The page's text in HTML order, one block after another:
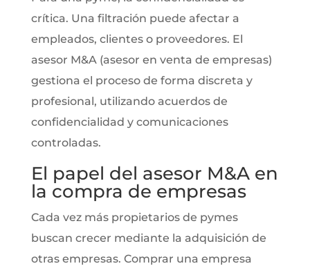
crítica. Una filtración puede afectar a
empleados, clientes o proveedores. El
asesor M&A (asesor en venta de empresas)
gestiona el proceso de forma discreta y
profesional, utilizando acuerdos de
confidencialidad y comunicaciones
controladas.
El papel del asesor M&A en
la compra de empresas
Cada vez más propietarios de pymes
buscan crecer mediante la adquisición de
otras empresas. Comprar una empresa